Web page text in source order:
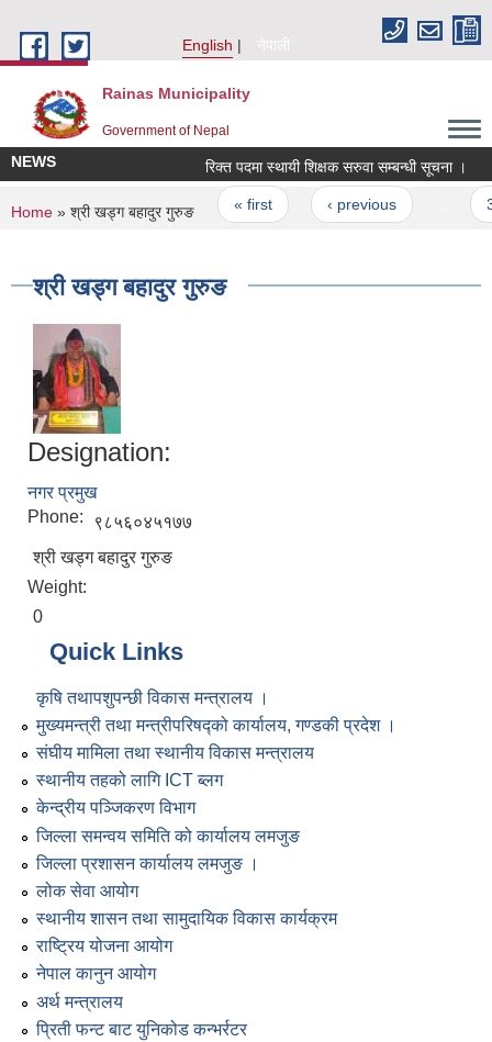
English
नेपाली
Rainas Municipality
Government of Nepal
NEWS रिक्त पदमा स्थायी शिक्षक सरुवा सम्बन्धी सूचना ।
Pages
« first ‹ previous 3
You are here
Home » श्री खड्ग बहादुर गुरुङ
श्री खड्ग बहादुर गुरुङ
Designation:
नगर प्रमुख
Phone:
९८५६०४५१७७
श्री खड्ग बहादुर गुरुङ
Weight:
0
Quick Links
कृषि तथापशुपन्छी विकास मन्त्रालय ।
मुख्यमन्त्री तथा मन्त्रीपरिषद्को कार्यालय, गण्डकी प्रदेश ।
संघीय मामिला तथा स्थानीय विकास मन्त्रालय
स्थानीय तहको लागि ICT ब्लग
केन्द्रीय पञ्जिकरण विभाग
जिल्ला समन्वय समिति को कार्यालय लमजुङ
जिल्ला प्रशासन कार्यालय लमजुङ ।
लोक सेवा आयोग
स्थानीय शासन तथा सामुदायिक विकास कार्यक्रम
राष्ट्रिय योजना आयोग
नेपाल कानुन आयोग
अर्थ मन्त्रालय
प्रिती फन्ट बाट युनिकोड कन्भर्रटर